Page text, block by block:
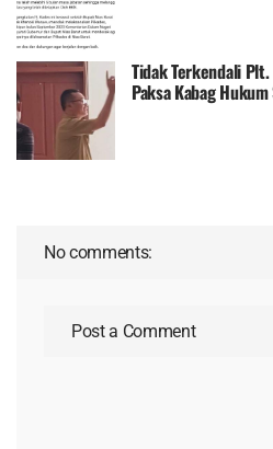
Tidak Terkendali
Paksa Kabag
No comments:
Post a Comment